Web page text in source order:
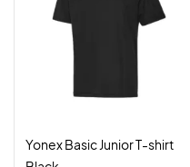
Yonex Basic Junior T-shirt